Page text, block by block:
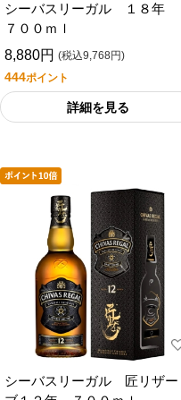
シーバスリーガル １８年
７００ｍｌ
8,880円 (税込9,768円)
444ポイント
詳細を見る
シーバスリーガル 匠リザー